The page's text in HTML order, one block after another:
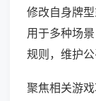
修改自身牌
用于多种场
规则，维护公
聚焦相关游戏